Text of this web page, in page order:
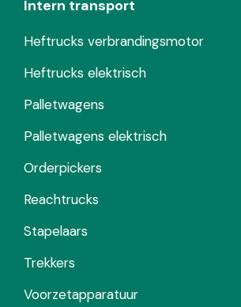
Intern transport
Heftrucks verbrandingsmotor
Heftrucks elektrisch
Palletwagens
Palletwagens elektrisch
Orderpickers
Reachtrucks
Stapelaars
Trekkers
Voorzetapparatuur